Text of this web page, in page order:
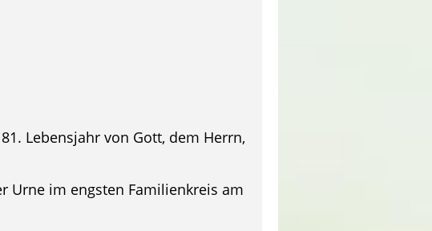
Lebensjahr von Gott, dem Herrn,
Urne im engsten Familienkreis am